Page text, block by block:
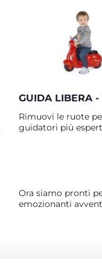
GUIDA LIBERA -
Rimuovi le ruote
guidatori più
Ora siamo pronti
emozionanti